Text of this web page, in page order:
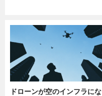
ドローンが空のインフラにな